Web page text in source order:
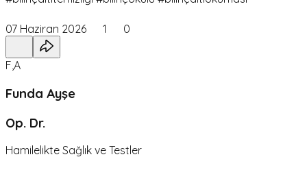
07 Haziran 2026 1 0
F,A
Funda Ayşe
Op. Dr.
Hamilelikte Sağlık ve Testler